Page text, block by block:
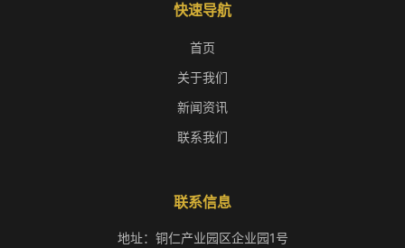
快速导航
首页
关于我们
新闻资讯
联系我们
联系信息
地址：铜仁产业园区企业园1号